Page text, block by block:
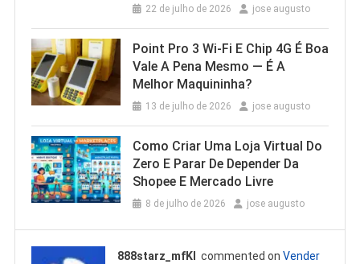
22 de julho de 2026 jose augusto
Point Pro 3 Wi‑Fi E Chip 4G É Boa
Vale A Pena Mesmo — É A
Melhor Maquininha?
13 de julho de 2026 jose augusto
Como Criar Uma Loja Virtual Do
Zero E Parar De Depender Da
Shopee E Mercado Livre
8 de julho de 2026 jose augusto
888starz_mfKl commented onVender